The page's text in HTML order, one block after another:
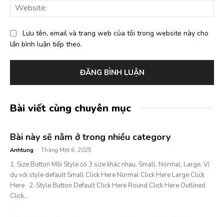
Lưu tên, email và trang web của tôi trong website này cho
lần bình luận tiếp theo.
Bài viết cùng chuyên mục
Bài này sẽ nằm ở trong nhiều category
Anhtung - Tháng Một 6, 2025
1. Size Button Mỗi Style có 3 size khác nhau. Small, Normal, Large. Ví
dụ với style default Small Click Here Normal Click Here Large Click
Here 2. Style Button Default Click Here Round Click Here Outlined
Click...